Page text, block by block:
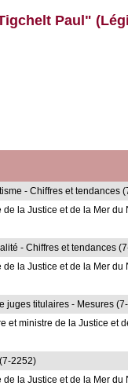
Paul"
- Chiffres et tendances
la Justice et de la Mer du
- Chiffres et tendances
la Justice et de la Mer du
juges titulaires - Mesures
et ministre de la Justice et
2252)
la Justice et de la Mer du